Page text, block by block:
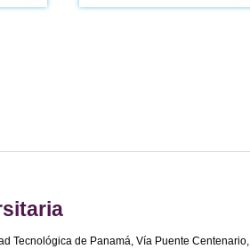
Tecnológica de Panamá, Vía Puente Centenario,